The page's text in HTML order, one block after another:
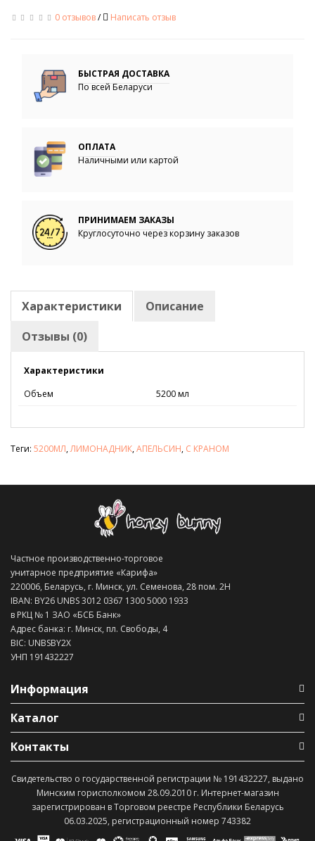
0 отзывов/ Написать отзыв
БЫСТРАЯ ДОСТАВКА
По всей Беларуси
ОПЛАТА
Наличными или картой
ПРИНИМАЕМ ЗАКАЗЫ
Круглосуточно через корзину заказов
Характеристики
Описание
Отзывы (0)
Характеристики
Объем
5200 мл
Теги: 5200МЛ,ЛИМОНАДНИК,АПЕЛЬСИН, С КРАНОМ
Частное производственно-торговое
унитарное предприятие «Карифа»
220006, Беларусь, г. Минск, ул. Семенова, 28 пом. 2Н
IBAN: BY26 UNBS 3012 0367 1300 5000 1933
в РКЦ № 1 ЗАО «БСБ Банк»
Адрес банка: г. Минск, пл. Свободы, 4
BIC: UNBSBY2X
УНП 191432227
Информация
Каталог
Контакты
Свидетельство о государственной регистрации № 191432227, выдано
Минским горисполкомом 28.09.2010 г. Интернет-магазин
зарегистрирован в Торговом реестре Республики Беларусь
06.03.2025, регистрационный номер 743382